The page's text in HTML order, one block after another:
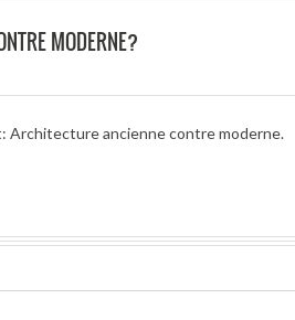
MODERNE?
Architecture ancienne contre moderne.